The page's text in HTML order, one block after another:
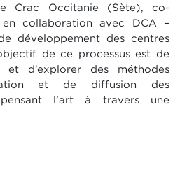
Crac Occitanie (Sète), co-
collaboration avec DCA –
développement des centres
de ce processus est de
et d’explorer des méthodes
et de diffusion des
l’art à travers une